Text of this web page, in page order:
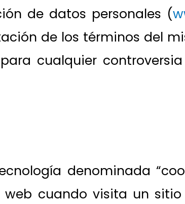
de datos personales (
de los términos del
cualquier
denominada
cuando visita un